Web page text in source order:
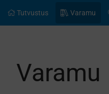
Tutvustus Varamu
Varamu